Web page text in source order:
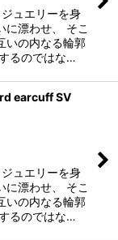
ュエリーを身
に漂わせ、 そこ
いの内なる輪郭
るのではな…
earcuff SV
ュエリーを身
に漂わせ、 そこ
いの内なる輪郭
るのではな…